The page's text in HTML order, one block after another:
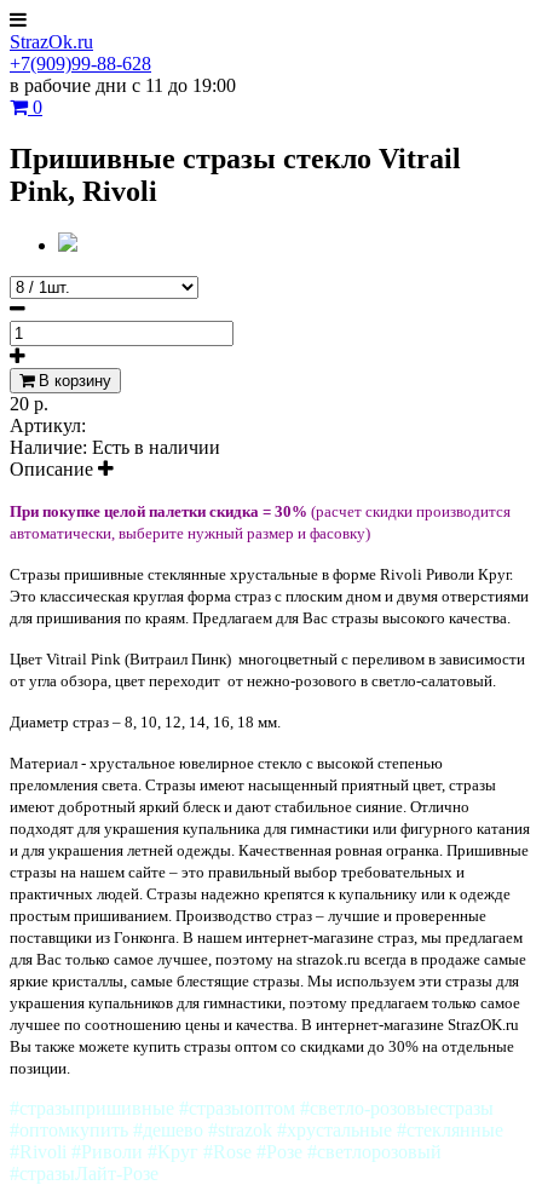
StrazOk.ru
+7(909)99-88-628
в рабочие дни с 11 до 19:00
0
Пришивные стразы стекло Vitrail
Pink, Rivoli
В корзину
20 р.
Артикул:
Наличие: Есть в наличии
Описание
При покупке целой палетки скидка = 30% (расчет скидки производится
автоматически, выберите нужный размер и фасовку)
Стразы пришивные стеклянные хрустальные в форме Rivoli Риволи Круг.
Это классическая круглая форма страз с плоским дном и двумя отверстиями
для пришивания по краям. Предлагаем для Вас стразы высокого качества.
Цвет Vitrail Pink (Витраил Пинк) многоцветный с переливом в зависимости
от угла обзора, цвет переходит от нежно-розового в светло-салатовый.
Диаметр страз – 8, 10, 12, 14, 16, 18 мм.
Материал - хрустальное ювелирное стекло с высокой степенью
преломления света. Стразы имеют насыщенный приятный цвет, стразы
имеют добротный яркий блеск и дают стабильное сияние. Отлично
подходят для украшения купальника для гимнастики или фигурного катания
и для украшения летней одежды. Качественная ровная огранка. Пришивные
стразы на нашем сайте – это правильный выбор требовательных и
практичных людей. Стразы надежно крепятся к купальнику или к одежде
простым пришиванием. Производство страз – лучшие и проверенные
поставщики из Гонконга. В нашем интернет-магазине страз, мы предлагаем
для Вас только самое лучшее, поэтому на strazok.ru всегда в продаже самые
яркие кристаллы, самые блестящие стразы. Мы используем эти стразы для
украшения купальников для гимнастики, поэтому предлагаем только самое
лучшее по соотношению цены и качества В интернет-магазине StrazOK.ru
Вы также можете купить стразы оптом со скидками до 30% на отдельные
позиции.
#стразыпришивные #стразыоптом #светло-розовыестразы
#оптомкупить #дешево #strazok #хрустальные #стеклянные
#Rivoli #Риволи #Круг #Rose #Розе #светлорозовый
#стразыЛайт-Розе